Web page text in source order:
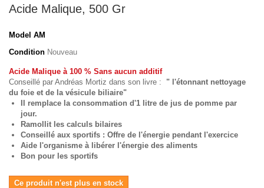
Acide Malique, 500 Gr
Model AM
Condition Nouveau
Acide Malique à 100 % Sans aucun additif
Conseillé par Andréas Mortiz dans son livre :
" l'étonnant nettoyage
du foie et de la vésicule biliaire"
Il remplace la consommation d'1 litre de jus de pomme par
jour.
Ramollit les calculs bilaires
Conseillé aux sportifs : Offre de l'énergie pendant l'exercice
Aide l'organisme à libérer l'énergie des aliments
Bon pour les sportifs
Ce produit n'est plus en stock